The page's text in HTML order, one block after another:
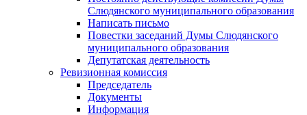
Слюдянского муниципального образования
Написать письмо
Повестки заседаний Думы Слюдянского
муниципального образования
Депутатская деятельность
Ревизионная комиссия
Председатель
Документы
Информация